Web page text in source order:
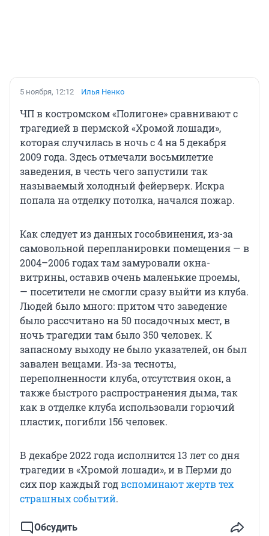
5 ноября, 12:12 Илья Ненко
ЧП в костромском «Полигоне» сравнивают с
трагедией в пермской «Хромой лошади»,
которая случилась в ночь с 4 на 5 декабря
2009 года. Здесь отмечали восьмилетие
заведения, в честь чего запустили так
называемый холодный фейерверк. Искра
попала на отделку потолка, начался пожар.
Как следует из данных гособвинения, из-за
самовольной перепланировки помещения — в
2004–2006 годах там замуровали окна-
витрины, оставив очень маленькие проемы,
— посетители не смогли сразу выйти из клуба.
Людей было много: притом что заведение
было рассчитано на 50 посадочных мест, в
ночь трагедии там было 350 человек. К
запасному выходу не было указателей, он был
завален вещами. Из-за тесноты,
переполненности клуба, отсутствия окон, а
также быстрого распространения дыма, так
как в отделке клуба использовали горючий
пластик, погибли 156 человек.
В декабре 2022 года исполнится 13 лет со дня
трагедии в «Хромой лошади», и в Перми до
сих пор каждый годвспоминают жертв тех
страшных событий.
Обсудить